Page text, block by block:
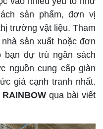
sản phẩm, đơn vị
trường vật liệu. Tham
sản xuất hoặc đơn
dự trù ngân sách
nguồn cung cấp giàn
giá cạnh tranh nhất.
RAINBOW qua bài viết